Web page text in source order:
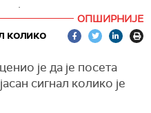
јединице су
могућег кретања
испоставило се да
скупу поводом
ПВО и Белорусије и
ОПШИРНИЈЕ
колико
је да је посета
сигнал колико је